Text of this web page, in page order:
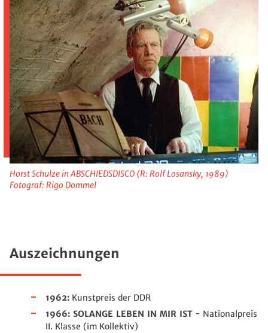
Horst Schulze in ABSCHIEDSDISCO (R: Rolf Losansky, 1989)
Fotograf: Rigo Dommel
Auszeichnungen
1962: Kunstpreis der DDR
1966: SOLANGE LEBEN IN MIR IST - Nationalpreis
II. Klasse (im Kollektiv)